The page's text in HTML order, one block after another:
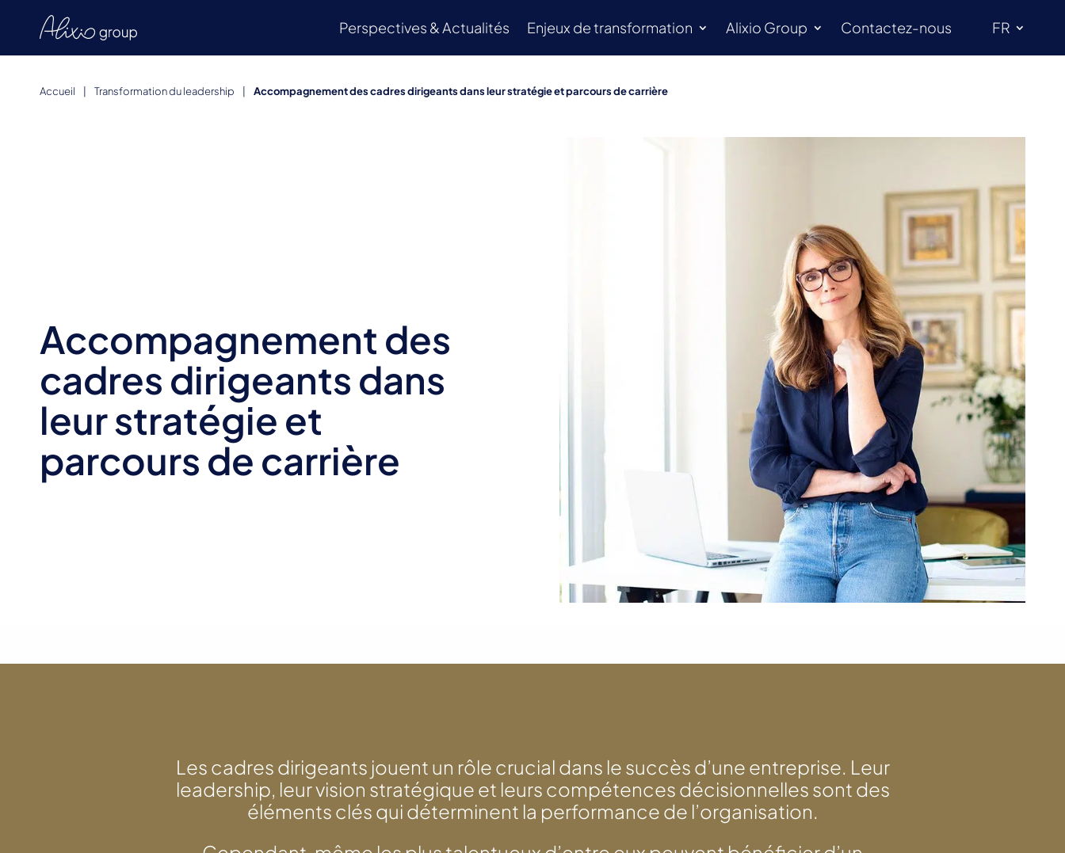
Perspectives & Actualités Enjeux de transformation Alixio Group Contactez-nous FR
Accueil Transformation du leadership Accompagnement des cadres dirigeants dans leur stratégie et parcours de carrière
Accompagnement des
cadres dirigeants dans
leur stratégie et
parcours de carrière
Les cadres dirigeants jouent un rôle crucial dans le succès d’une entreprise. Leur
leadership, leur vision stratégique et leurs compétences décisionnelles sont des
éléments clés qui déterminent la performance de l’organisation.